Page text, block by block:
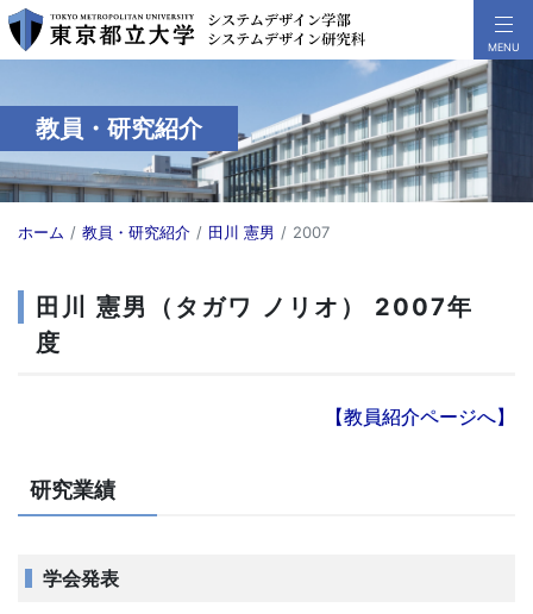
教員・研究紹介
ホーム 教員・研究紹介 田川 憲男 2007
田川 憲男（タガワ ノリオ） 2007年
度
【教員紹介ページへ】
研究業績
学会発表